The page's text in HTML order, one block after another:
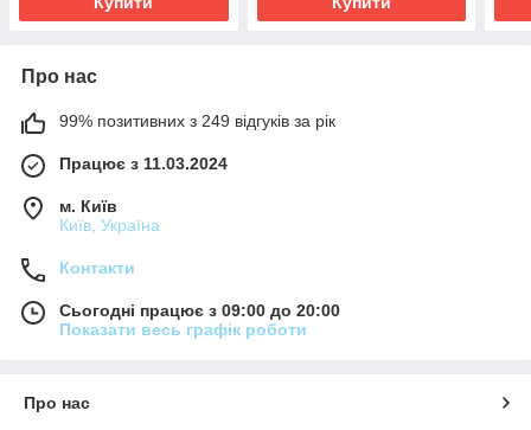
Про нас
99% позитивних з 249 відгуків за рік
Працює з 11.03.2024
м. Київ
Київ, Україна
Контакти
Сьогодні працює з 09:00 до 20:00
Показати весь графік роботи
Про нас